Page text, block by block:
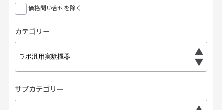
価格問い合せを除く
カテゴリー
サブカテゴリー